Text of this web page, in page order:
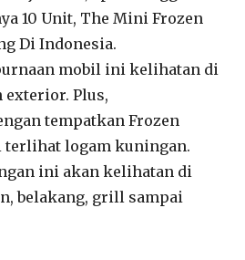
10 Unit, The Mini Frozen
Di Indonesia.
mobil ini kelihatan di
Plus,
tempatkan Frozen
terlihat logam kuningan.
ini akan kelihatan di
belakang, grill sampai